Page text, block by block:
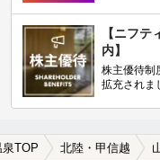
【ニフ
内】
株主優待制
拡充されま
泉TOP 北陸・甲信越